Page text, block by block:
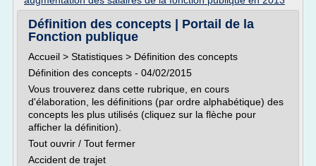
Définition des concepts | Portail de la
Fonction publique
Accueil > Statistiques > Définition des concepts
Définition des concepts - 04/02/2015
Vous trouverez dans cette rubrique, en cours
d'élaboration, les définitions (par ordre alphabétique) des
concepts les plus utilisés (cliquez sur la flèche pour
afficher la définition).
Tout ouvrir / Tout fermer
Accident de trajet